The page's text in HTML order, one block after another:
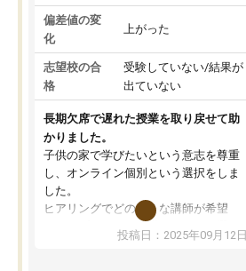
偏差値の変
化
上がった
志望校の合
格
受験していない/結果が
出ていない
長期欠席で遅れた授業を取り戻せて助
かりました。
子供の家で学びたいという意志を尊重
し、オンライン個別という選択をしま
した。
ヒアリングでどのような講師が希望
か、オプションは付帯するかなど選ぶ
事が出来ました。
投稿日：2025年09月12日